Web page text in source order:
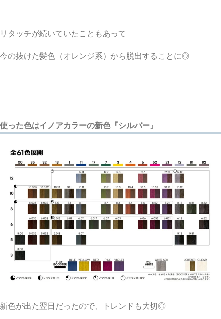
リタッチが続いていたこともあって
今の抜けた髪色（オレンジ系）から脱出することに◎
使った色はイノアカラーの新色『シルバー』
新色が出た翌日だったので、トレンドも大切◎